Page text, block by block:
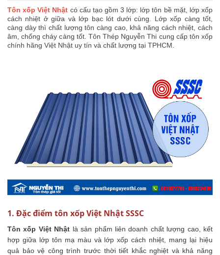
Tôn xốp Việt Nhật có cấu tạo gồm 3 lớp: lớp tôn bề mặt, lớp xốp
cách nhiệt ở giữa và lớp bạc lót dưới cùng. Lớp xốp càng tốt,
càng dày thì chất lượng tôn càng cao, khả năng cách nhiệt, cách
âm, chống cháy càng tốt. Tôn Thép Nguyễn Thi cung cấp tôn xốp
chính hãng Việt Nhật uy tín và chất lượng tại TPHCM.
1. Đặc điểm tôn xốp Việt Nhật SSSC
Tôn xốp Việt Nhật là sản phẩm liên doanh chất lượng cao, kết
hợp giữa lớp tôn mạ màu và lớp xốp cách nhiệt, mang lại hiệu
quả bảo vệ công trình trước thời tiết khắc nghiệt và khả năng